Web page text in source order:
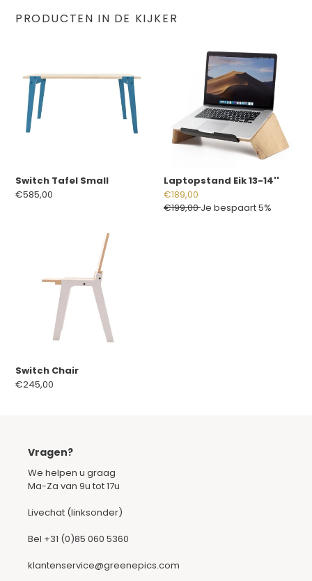
PRODUCTEN IN DE KIJKER
Small
Switch Tafel Small
Normale
€585,00
Laptopstand Eik 13-14''
Aanbiedingsprijs
€189,00
Normale
€199,00Je bespaart 5%
Switch Chair
Normale
€245,00
Vragen?
We helpen u graag
Ma-Za van 9u tot 17u
Livechat (linksonder)
Bel +31 (0)85 060 5360
klantenservice@greenepics.com